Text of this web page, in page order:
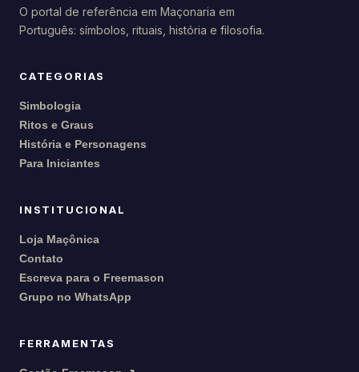
O portal de referência em Maçonaria em
Português: símbolos, rituais, história e filosofia.
CATEGORIAS
Simbologia
Ritos e Graus
História e Personagens
Para Iniciantes
INSTITUCIONAL
Loja Maçônica
Contato
Escreva para o Freemason
Grupo no WhatsApp
FERRAMENTAS